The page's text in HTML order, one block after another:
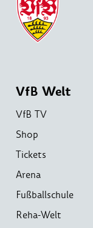
VfB Welt
VfB TV
Shop
Tickets
Arena
Fußballschule
Reha-Welt